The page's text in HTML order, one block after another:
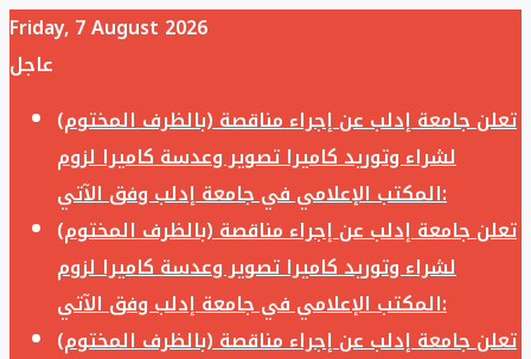
Friday, 7 August 2026
عاجل
تعلن جامعة إدلب عن إجراء مناقصة (بالظرف المختوم)
لشراء وتوريد كاميرا تصوير وعدسة كاميرا لزوم
المكتب الإعلامي في جامعة إدلب وفق الآتي:
تعلن جامعة إدلب عن إجراء مناقصة (بالظرف المختوم)
لشراء وتوريد كاميرا تصوير وعدسة كاميرا لزوم
المكتب الإعلامي في جامعة إدلب وفق الآتي:
تعلن جامعة إدلب عن إجراء مناقصة (بالظرف المختوم)